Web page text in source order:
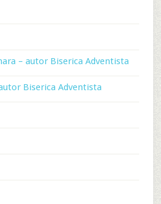
– autor Biserica Adventista
Biserica Adventista